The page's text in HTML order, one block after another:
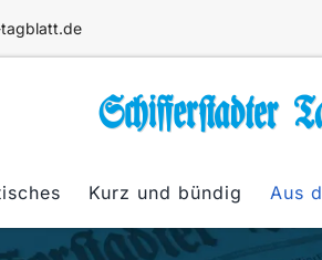
Kurz und bündig Aus